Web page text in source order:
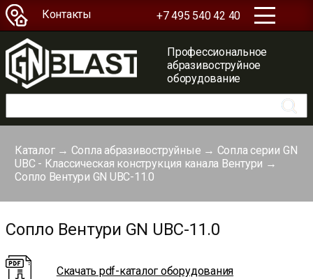
Контакты +7 495 540 42 40
Профессиональное
абразивоструйное
оборудование
Каталог→ Сопла абразивоструйные → Сопла серии GN
UBC - Классическая конструкция канала Вентури →
Сопло Вентури GN UBC-11.0
Сопло Вентури GN UBC-11.0
Скачать pdf-каталог оборудования